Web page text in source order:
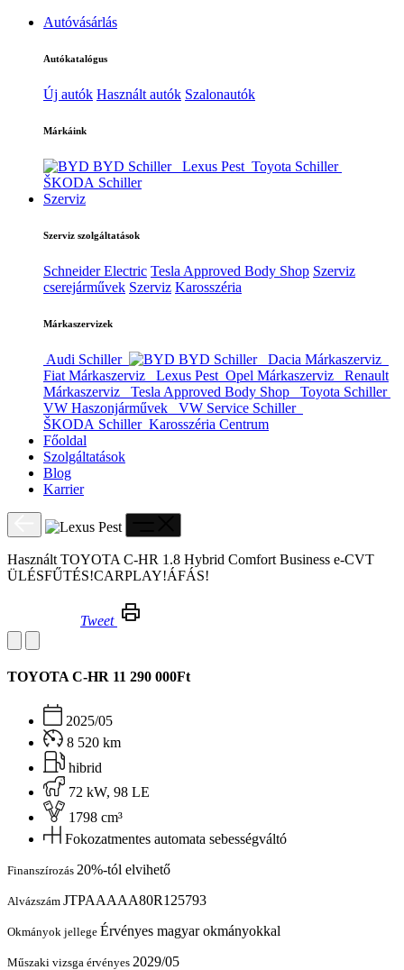
Autóvásárlás
Autókatalógus
Új autók Használt autók Szalonautók
Márkáink
BYD Schiller Lexus Pest Toyota Schiller
ŠKODA Schiller
Szerviz
Szerviz szolgáltatások
Schneider Electric Tesla Approved Body Shop Szerviz
cserejárművek Szerviz Karosszéria
Márkaszervizek
Audi Schiller BYD Schiller
Dacia Márkaszerviz
Fiat Márkaszerviz
Lexus Pest Opel Márkaszerviz
Renault
Márkaszerviz
Tesla Approved Body Shop
Toyota Schiller
VW Haszonjárművek
VW Service Schiller
ŠKODA Schiller Karosszéria Centrum
Főoldal
Szolgáltatások
Blog
Karrier
Használt TOYOTA C-HR 1.8 Hybrid Comfort Business e-CVT
ÜLÉSFŰTÉS!CARPLAY!ÁFÁS!
Tweet
TOYOTA C-HR 11 290 000Ft
2025/05
8 520 km
hibrid
72 kW, 98 LE
1798 cm³
Fokozatmentes automata sebességváltó
Finanszírozás 20%-tól elvihető
Alvázszám JTPAAAAA80R125793
Okmányok jellege Érvényes magyar okmányokkal
Műszaki vizsga érvényes 2029/05